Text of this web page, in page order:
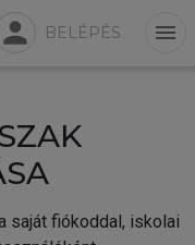
person BELÉPÉS menu
saját fiókoddal, iskolai